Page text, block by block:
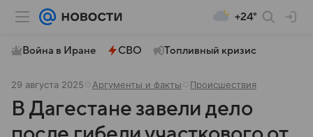
+24°
Война в Иране СВО Топливный кризис
29 августа 2025 Аргументы и факты Происшествия
В Дагестане завели дело